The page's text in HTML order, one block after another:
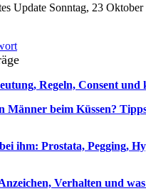
Update Sonntag, 23 Oktober
Regeln, Consent und
Männer beim Küssen?
ihm: Prostata, Pegging,
Verhalten und